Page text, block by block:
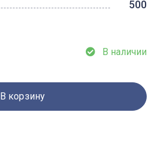
500
В наличии
В корзину